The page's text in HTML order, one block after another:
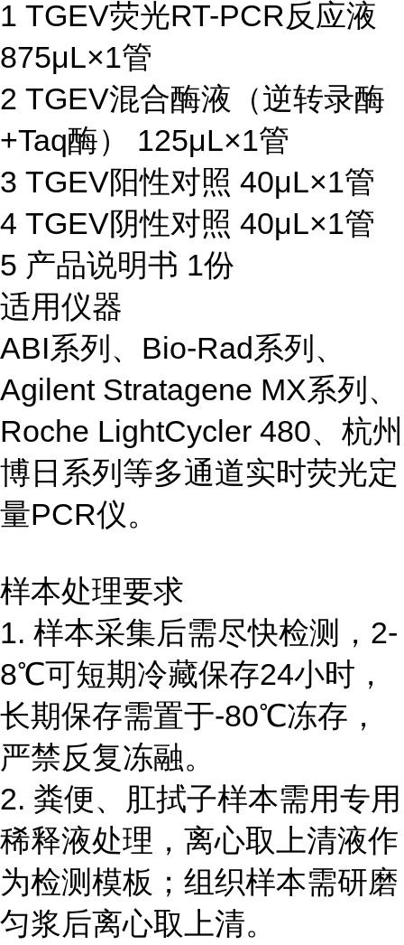
1 TGEV荧光RT-PCR反应液
875μL×1管
2 TGEV混合酶液（逆转录酶
+Taq酶） 125μL×1管
3 TGEV阳性对照 40μL×1管
4 TGEV阴性对照 40μL×1管
5 产品说明书 1份
适用仪器
ABI系列、Bio-Rad系列、
Agilent Stratagene MX系列、
Roche LightCycler 480、杭州
博日系列等多通道实时荧光定
量PCR仪。
样本处理要求
1. 样本采集后需尽快检测，2-
8℃可短期冷藏保存24小时，
长期保存需置于-80℃冻存，
严禁反复冻融。
2. 粪便、肛拭子样本需用专用
稀释液处理，离心取上清液作
为检测模板；组织样本需研磨
匀浆后离心取上清。